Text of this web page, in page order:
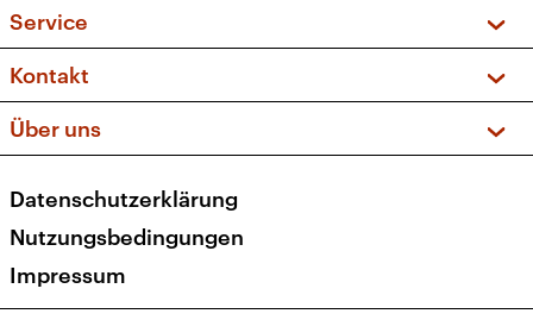
Musikliste
Kakadu – Das Kinderprogramm
Frequenzen (UKW + DAB+)
Service
FAQ
Apps
Newsletter
Veranstaltungen
Kontakt
Social Media
Über uns
Presse
Karriere
Transparenz
Datenschutzerklärung
Nutzungsbedingungen
Impressum